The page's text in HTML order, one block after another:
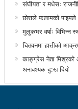
प्रचण्ड
माओवादीमा
आयोगको बैठक सकियो
वृत्तचित्र फिल्म
दुईपिपलमा बुधबार
संघीयता र मधेसः
छोराले फलामको पाइपले
मुलुकभर वर्षाः विभिन्न
चितवनमा हात्तीको
काङ्ग्रेस नेता मिश्रको
अनावश्यक दु:ख दियो